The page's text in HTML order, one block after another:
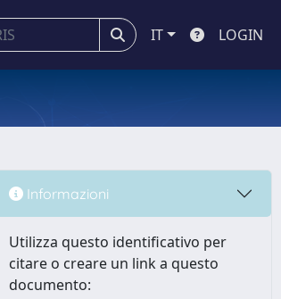
IT LOGIN
Informazioni
Utilizza questo identificativo per
citare o creare un link a questo
documento: